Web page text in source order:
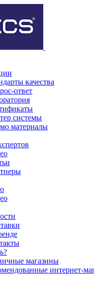
качества
ответ
системы
материалы
магазины
интернет-